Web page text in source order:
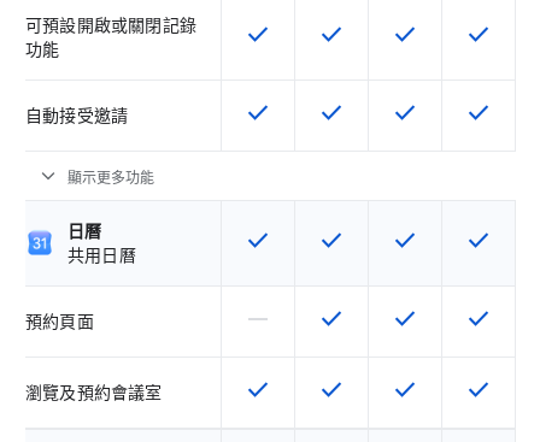
可預設開啟或關閉記錄
功能
這項功能適用於該 SKU
check 這項功能適用於該 SKU
check 這項功能適用於
check 這項功
check
自動接受邀請 這項功能適用於該 SKU
check 這項功能適用於該 SKU
check 這項功能適用於
check 這項功
check
expand_more 顯示更多功能
日曆
共用日曆
這項功能適用於該 SKU
check 這項功能適用於該 SKU
check 這項功能適用於
check 這項功
check
預約頁面 這個 SKU 不支援這項功能
horizontal_rule 這項功能適用於該 SKU
check 這項功能適用於
check 這項功
check
瀏覽及預約會議室 這項功能適用於該 SKU
check 這項功能適用於該 SKU
check 這項功能適用於
check 這項功
check